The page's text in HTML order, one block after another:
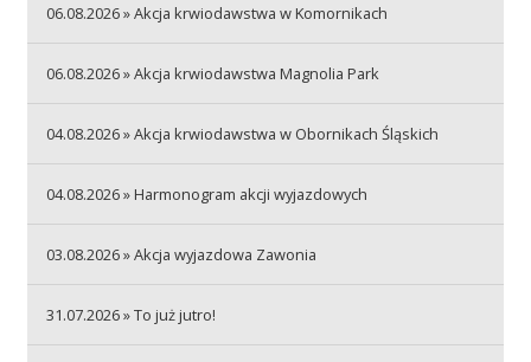
Akcje wyjazdowe
06.08.2026 » Akcja krwiodawstwa w Komornikach
06.08.2026 » Akcja krwiodawstwa Magnolia Park
04.08.2026 » Akcja krwiodawstwa w Obornikach Śląskich
04.08.2026 » Harmonogram akcji wyjazdowych
03.08.2026 » Akcja wyjazdowa Zawonia
31.07.2026 » To już jutro!